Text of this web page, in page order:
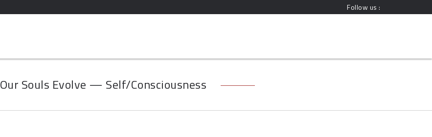
Follow us :
Our Souls Evolve — Self/Consciousness